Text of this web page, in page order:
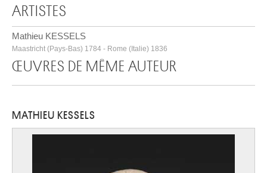
ARTISTES
Mathieu KESSELS
Maastricht (Pays-Bas) 1784 - Rome (Italie) 1836
ŒUVRES DE MÊME AUTEUR
MATHIEU KESSELS